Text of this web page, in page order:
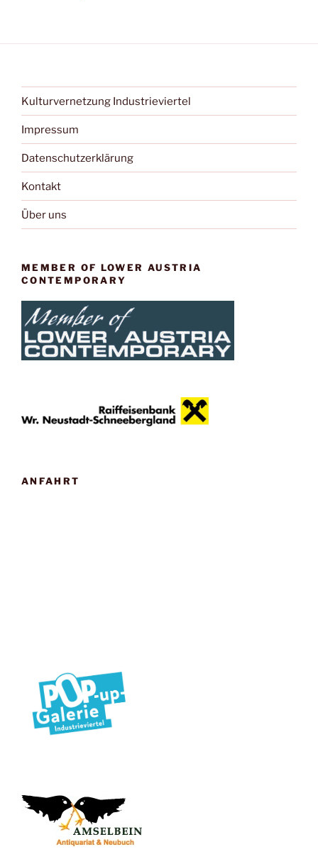
Kulturvernetzung Industrieviertel
Impressum
Datenschutzerklärung
Kontakt
Über uns
MEMBER OF LOWER AUSTRIA
CONTEMPORARY
ANFAHRT